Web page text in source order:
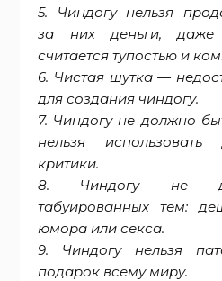
5. Чиндогу нельзя
за них деньги,
считается тупостью и
6. Чистая шутка —
для создания чиндогу.
7. Чиндогу не должно
нельзя использовать
критики.
8. Чиндогу не
табуированных тем:
юмора или секса.
9. Чиндогу нельзя
подарок всему миру.